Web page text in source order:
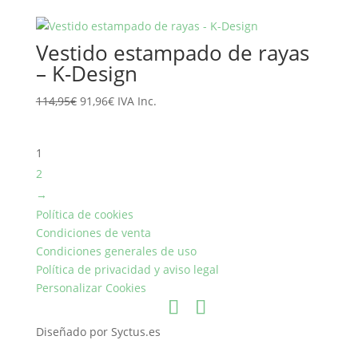
era:
119,95€.
es:
95,96€.
Vestido estampado de rayas
– K-Design
114,95€ El
91,96€ElIVA Inc.
1
2
→
Política de cookies
Condiciones de venta
Condiciones generales de uso
Política de privacidad y aviso legal
Personalizar Cookies
Diseñado por Syctus.es